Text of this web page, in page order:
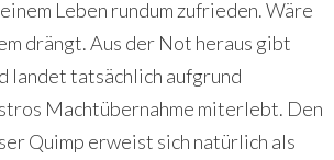
Leben rundum zufrieden. Wäre
drängt. Aus der Not heraus gibt
landet tatsächlich aufgrund
Machtübernahme miterlebt. Den
Quimp erweist sich natürlich als